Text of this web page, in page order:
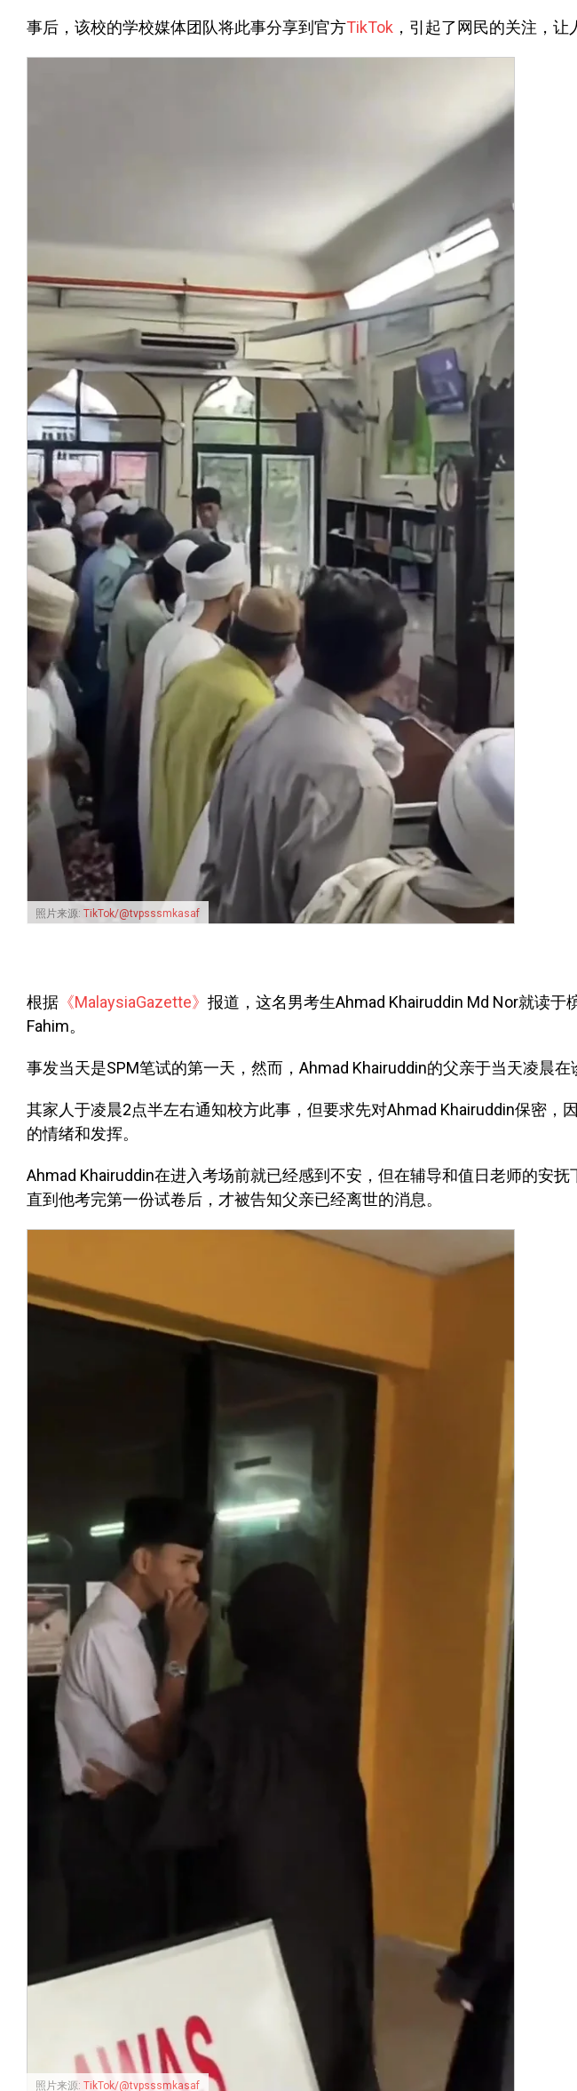
事后，该校的学校媒体团队将此事分享到官方TikTok ，引起了网民的关注，让
照片来源: TikTok/@tvpsssmkasaf
根据 《MalaysiaGazette》 报道，这名男考生Ahmad Khairuddin Md Nor就读于
Fahim。
事发当天是SPM笔试的第一天，然而，Ahmad Khairuddin的父亲于当天凌晨在
其家人于凌晨2点半左右通知校方此事，但要求先对Ahmad Khairuddin保密，
的情绪和发挥。
Ahmad Khairuddin在进入考场前就已经感到不安，但在辅导和值日老师的安
直到他考完第一份试卷后，才被告知父亲已经离世的消息。
照片来源: TikTok/@tvpsssmkasaf